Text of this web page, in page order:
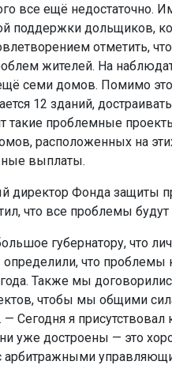
все ещё недостаточно.
поддержки дольщиков,
отметить,
жителей. На
семи домов. Помимо
12 зданий,
такие проблемные
расположенных на
выплаты.
директор Фонда защиты
что все проблемы
губернатору, что
что
Также мы
чтобы мы общими
Сегодня я присутствовал
уже достроены — это
арбитражными